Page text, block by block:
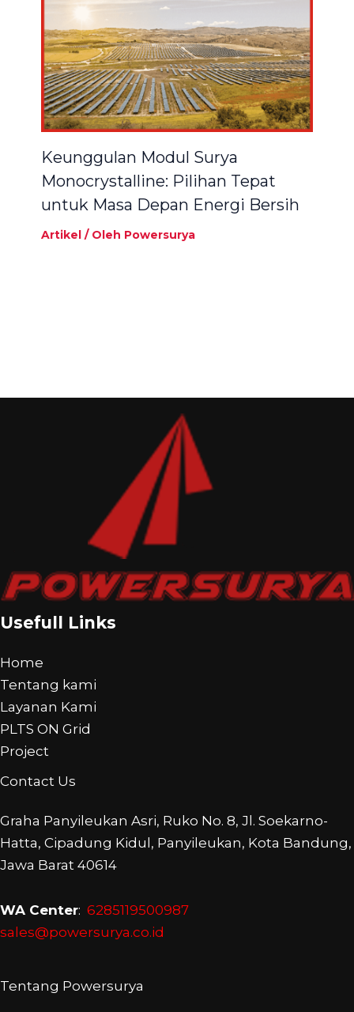
Keunggulan Modul Surya
Monocrystalline: Pilihan Tepat
untuk Masa Depan Energi Bersih
Artikel/ Oleh Powersurya
Usefull Links
Home
Tentang kami
Layanan Kami
PLTS ON Grid
Project
Contact Us
Graha Panyileukan Asri, Ruko No. 8, Jl. Soekarno-
Hatta, Cipadung Kidul, Panyileukan, Kota Bandung,
Jawa Barat 40614
WA Center: 6285119500987
sales@powersurya.co.id
Tentang Powersurya